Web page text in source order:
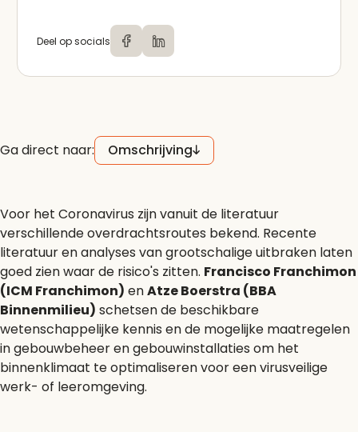
Deel op socials
Ga direct naar: Omschrijving
Voor het Coronavirus zijn vanuit de literatuur
verschillende overdrachtsroutes bekend. Recente
literatuur en analyses van grootschalige uitbraken laten
goed zien waar de risico's zitten. Francisco Franchimon
(ICM Franchimon) enAtze Boerstra (BBA
Binnenmilieu) schetsen de beschikbare
wetenschappelijke kennis en de mogelijke maatregelen
in gebouwbeheer en gebouwinstallaties om het
binnenklimaat te optimaliseren voor een virusveilige
werk- of leeromgeving.